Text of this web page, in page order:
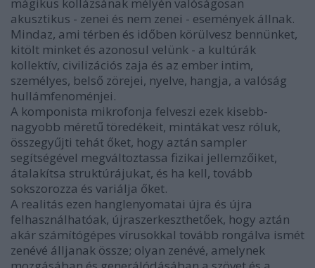
akusztikus - zenei és nem zenei - események állnak.
Mindaz, ami térben és időben körülvesz bennünket,
kitölt minket és azonosul velünk - a kultúrák
kollektív, civilizációs zaja és az ember intim,
személyes, belső zörejei, nyelve, hangja, a valóság
hullámfenoménjei.
A komponista mikrofonja felveszi ezek kisebb-
nagyobb méretű töredékeit, mintákat vesz róluk,
összegyűjti tehát őket, hogy aztán sampler
segítségével megváltoztassa fizikai jellemzőiket,
átalakítsa struktúrájukat, és ha kell, tovább
sokszorozza és variálja őket.
A realitás ezen hanglenyomatai újra és újra
felhasználhatóak, újraszerkeszthetőek, hogy aztán
akár számítógépes vírusokkal tovább rongálva ismét
zenévé álljanak össze; olyan zenévé, amelynek